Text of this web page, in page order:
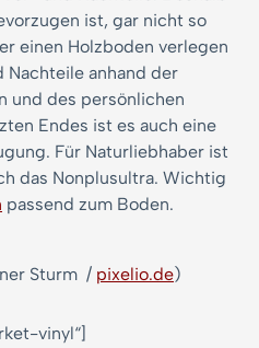
ist, gar nicht so
einen Holzboden verlegen
anhand der
und des persönlichen
Endes ist es auch eine
Für Naturliebhaber ist
das Nonplusultra. Wichtig
passend zum Boden.
Sturm / pixelio.de)
vinyl“]